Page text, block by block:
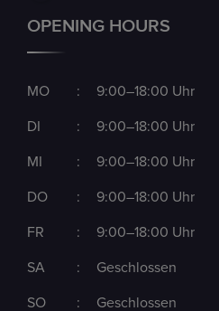
OPENING HOURS
MO : 9:00–18:00 Uhr
DI : 9:00–18:00 Uhr
MI : 9:00–18:00 Uhr
DO : 9:00–18:00 Uhr
FR : 9:00–18:00 Uhr
SA : Geschlossen
SO : Geschlossen